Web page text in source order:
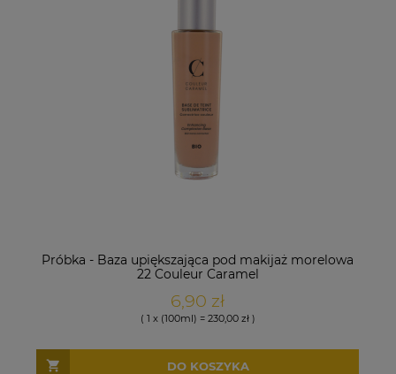
Próbka - Baza upiększająca pod makijaż morelowa
22 Couleur Caramel
6,90 zł
( 1 x (100ml) = 230,00 zł )
DO KOSZYKA